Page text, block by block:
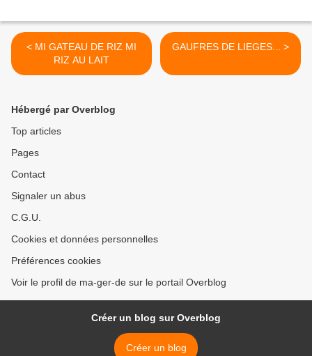
< MI GATEAU DE RIZ MI
RIZ AU LAIT
GAUFRES DE LIEGES... >
Hébergé par Overblog
Top articles
Pages
Contact
Signaler un abus
C.G.U.
Cookies et données personnelles
Préférences cookies
Voir le profil de ma-ger-de sur le portail Overblog
Créer un blog sur Overblog
Créer un blog